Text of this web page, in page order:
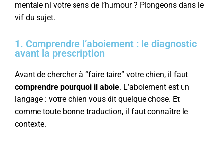
mentale ni votre sens de l’humour ? Plongeons dans le
vif du sujet.
1. Comprendre l’aboiement : le diagnostic
avant la prescription
Avant de chercher à “faire taire” votre chien, il faut
comprendre pourquoi il aboie. L’aboiement est un
langage : votre chien vous dit quelque chose. Et
comme toute bonne traduction, il faut connaître le
contexte.